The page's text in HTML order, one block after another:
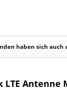
haben sich auch
Antenne